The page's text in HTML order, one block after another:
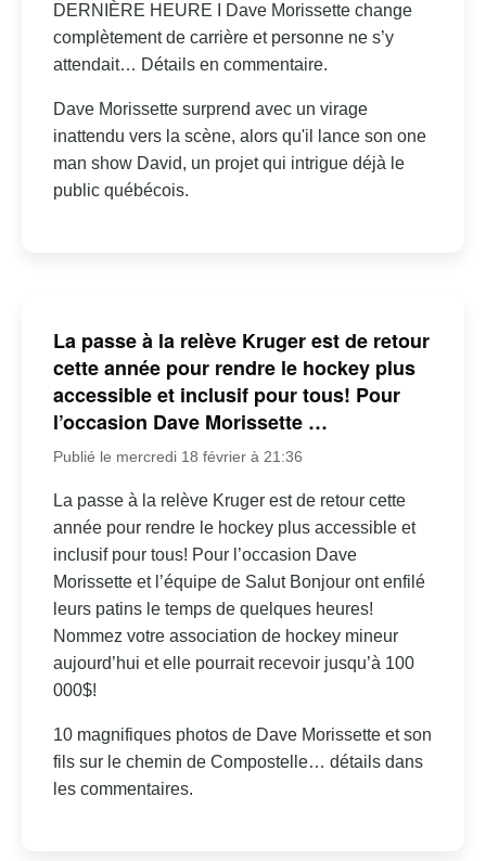
DERNIÈRE HEURE I Dave Morissette change
complètement de carrière et personne ne s’y
attendait… Détails en commentaire.
Dave Morissette surprend avec un virage
inattendu vers la scène, alors qu'il lance son one
man show David, un projet qui intrigue déjà le
public québécois.
La passe à la relève Kruger est de retour
cette année pour rendre le hockey plus
accessible et inclusif pour tous! Pour
l’occasion Dave Morissette …
Publié le mercredi 18 février à 21:36
La passe à la relève Kruger est de retour cette
année pour rendre le hockey plus accessible et
inclusif pour tous! Pour l’occasion Dave
Morissette et l’équipe de Salut Bonjour ont enfilé
leurs patins le temps de quelques heures!
Nommez votre association de hockey mineur
aujourd’hui et elle pourrait recevoir jusqu’à 100
000$!
10 magnifiques photos de Dave Morissette et son
fils sur le chemin de Compostelle… détails dans
les commentaires.